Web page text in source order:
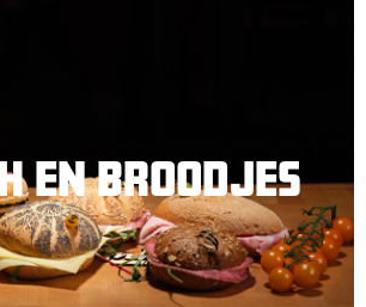
EN BROODJES